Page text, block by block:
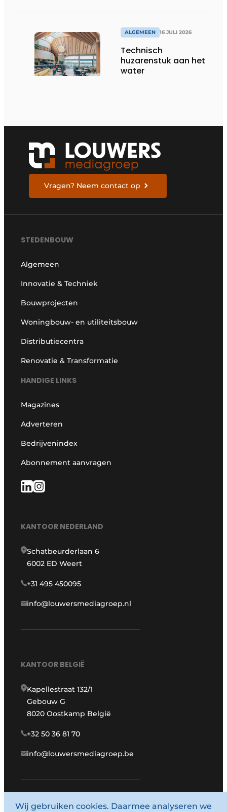
ALGEMEEN 16 JULI 2026
Technisch
huzarenstuk aan het
water
Vragen? Neem contact op
STEDENBOUW
Algemeen
Innovatie & Techniek
Bouwprojecten
Woningbouw- en utiliteitsbouw
Distributiecentra
Renovatie & Transformatie
HANDIGE LINKS
Magazines
Adverteren
Bedrijvenindex
Abonnement aanvragen
KANTOOR NEDERLAND
Schatbeurderlaan 6
6002 ED Weert
+31 495 450095
info@louwersmediagroep.nl
KANTOOR BELGIË
Kapellestraat 132/1
Gebouw G
8020 Oostkamp België
+32 50 36 81 70
info@louwersmediagroep.be
www.louwersmediagroep.com
Wij gebruiken cookies. Daarmee analyseren we